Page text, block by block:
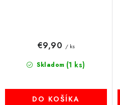
Skladom (1 ks)
€9,90 / ks
DO KOŠÍKA